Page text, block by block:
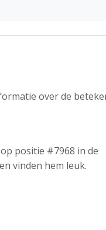
over de
positie #7968 in de
vinden hem leuk.